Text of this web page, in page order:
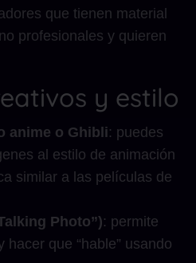
que tienen material
profesionales y quieren
y estilo
anime o Ghibli: puedes
al estilo de animación
similar a las películas de
Photo”): permite
hacer que “hable” usando